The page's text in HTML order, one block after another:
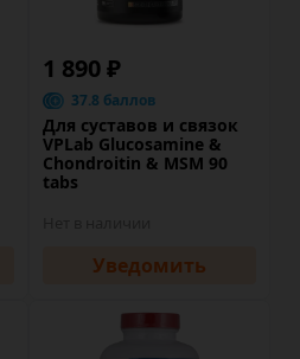
1 890 ₽
37.8 баллов
Для суставов и связок
VPLab Glucosamine &
Chondroitin & MSM 90
tabs
Уведомить